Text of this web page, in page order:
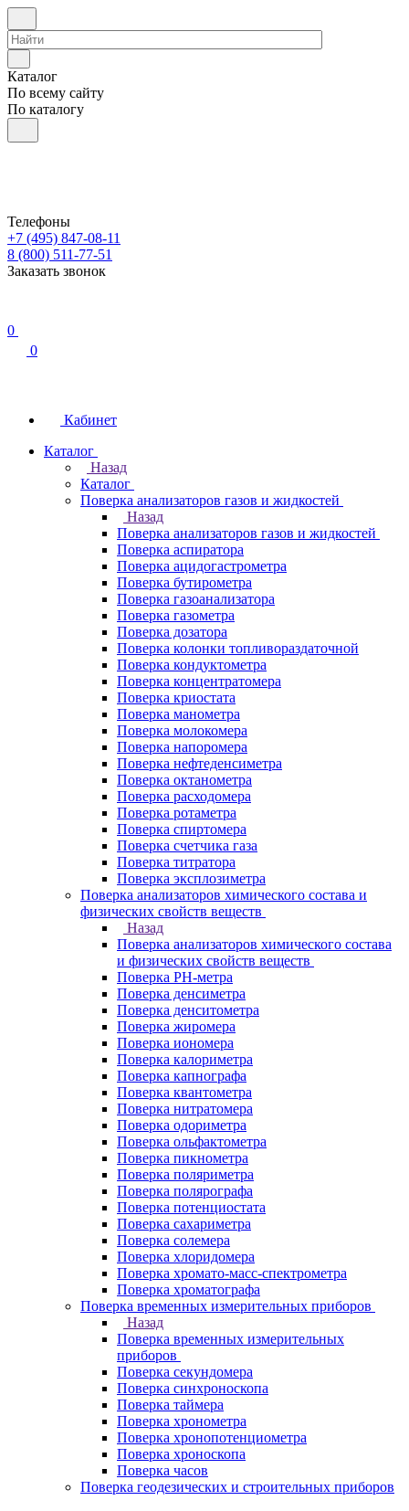
Каталог
По всему сайту
По каталогу
Телефоны
+7 (495) 847-08-11
8 (800) 511-77-51
Заказать звонок
0
0
Кабинет
Каталог
Назад
Каталог
Поверка анализаторов газов и жидкостей
Назад
Поверка анализаторов газов и жидкостей
Поверка аспиратора
Поверка ацидогастрометра
Поверка бутирометра
Поверка газоанализатора
Поверка газометра
Поверка дозатора
Поверка колонки топливораздаточной
Поверка кондуктометра
Поверка концентратомера
Поверка криостата
Поверка манометра
Поверка молокомера
Поверка напоромера
Поверка нефтеденсиметра
Поверка октанометра
Поверка расходомера
Поверка ротаметра
Поверка спиртомера
Поверка счетчика газа
Поверка титратора
Поверка эксплозиметра
Поверка анализаторов химического состава и
физических свойств веществ
Назад
Поверка анализаторов химического состава
и физических свойств веществ
Поверка PH-метра
Поверка денсиметра
Поверка денситометра
Поверка жиромера
Поверка иономера
Поверка калориметра
Поверка капнографа
Поверка квантометра
Поверка нитратомера
Поверка одориметра
Поверка ольфактометра
Поверка пикнометра
Поверка поляриметра
Поверка полярографа
Поверка потенциостата
Поверка сахариметра
Поверка солемера
Поверка хлоридомера
Поверка хромато-масс-спектрометра
Поверка хроматографа
Поверка временных измерительных приборов
Назад
Поверка временных измерительных
приборов
Поверка секундомера
Поверка синхроноскопа
Поверка таймера
Поверка хронометра
Поверка хронопотенциометра
Поверка хроноскопа
Поверка часов
Поверка геодезических и строительных приборов